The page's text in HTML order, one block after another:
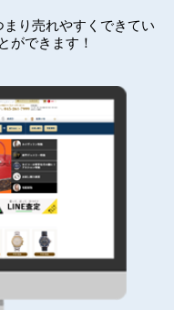
り売れやすくできてい
ができます！